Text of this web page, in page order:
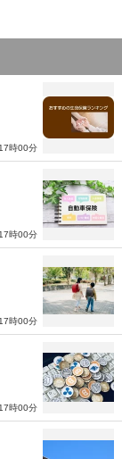
時00分
時00分
時00分
時00分